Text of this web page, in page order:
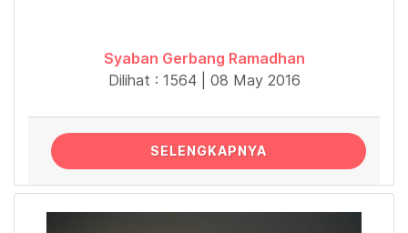
Syaban Gerbang Ramadhan
Dilihat : 1564 | 08 May 2016
SELENGKAPNYA